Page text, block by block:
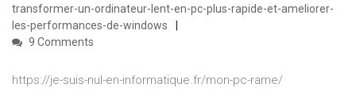
transformer-un-ordinateur-lent-en-pc-plus-rapide-et-ameliorer-
les-performances-de-windows
9 Comments
https://je-suis-nul-en-informatique.fr/mon-pc-rame/